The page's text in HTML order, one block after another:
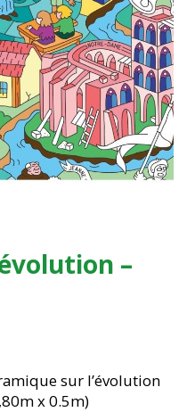
–
sur l’évolution
x 0.5m)